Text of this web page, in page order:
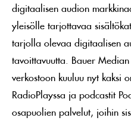
digitaalisen audion
yleisölle tarjottavaa
tarjolla olevaa digitaalisen
tavoittavuutta. Bauer
verkostoon kuuluu nyt kaksi
RadioPlayssa ja podcastit
osapuolien palvelut, joihin